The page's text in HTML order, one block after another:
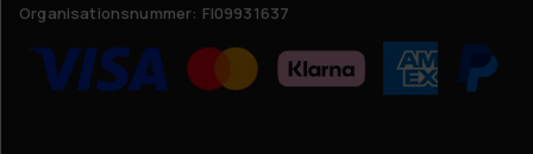
Organisationsnummer: FI09931637